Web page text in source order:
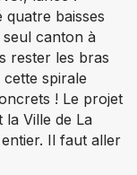
quatre baisses
seul canton à
rester les bras
cette spirale
! Le projet
la Ville de La
Il faut aller